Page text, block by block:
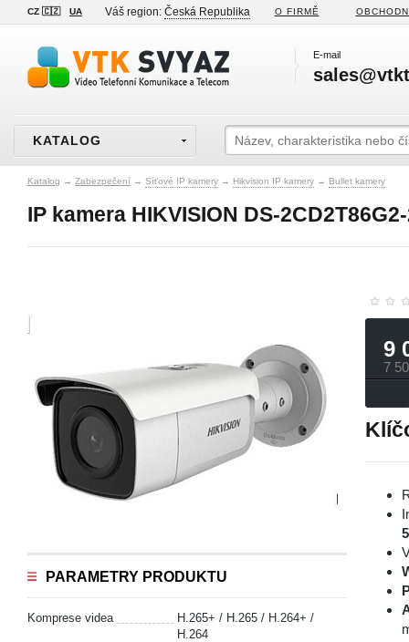
CZ 🇨🇿 UA Váš region: Česká Republika O FIRMĚ
E-mail
KATALOG
Katalog → Zabezpečení → Síťové IP kamery → Hikvision IP kamery → Bullet kamery
IP kamera HIKVISION DS-
PARAMETRY PRODUKTU
Komprese videa
H.265+ / H.265 / H.264+ /
H.264
9
7